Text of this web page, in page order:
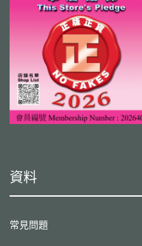
資料
常見問題